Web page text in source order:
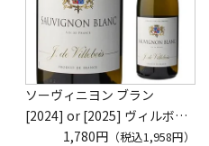
ソーヴィニヨン ブラン
[2024] or [2025] ヴィルボワ
750ml フランス ロワール 辛
1,780円 （税込1,958円）